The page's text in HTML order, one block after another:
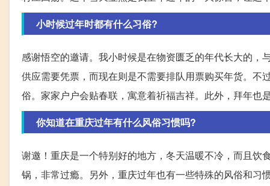
小时候过年时都有什么习俗?
感谢悟空的邀请。我小时候是在物资匮乏的年代长大的
供应需要凭票，而现在则是不需要排队用票购买年货。不
俗。家家户户会贴春联，寓意着祈福吉祥。此外，拜年也
你知道在重庆过年有什么风俗习惯吗?
谢邀！重庆是一个特别好的地方，冬天温暖不冷，而且饮
锅，非常过瘾。另外，重庆过年也有一些特殊的风俗和